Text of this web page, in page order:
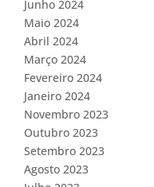
Junho 2024
Maio 2024
Abril 2024
Março 2024
Fevereiro 2024
Janeiro 2024
Novembro 2023
Outubro 2023
Setembro 2023
Agosto 2023